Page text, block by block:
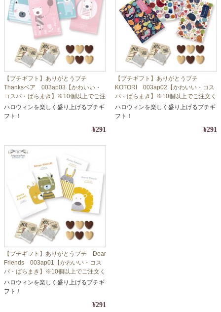
【プチギフト】ありがとうプチ
Thanksベア 003ap03【かわいい・
コスパ・ばらまき】※10個以上でご注
文ください
ハロウィンを楽しく盛り上げるプチギ
フト！
¥291
【プチギフト】ありがとうプチ
KOTORI 003ap02【かわいい・コス
パ・ばらまき】※10個以上でご注文く
ださい
ハロウィンを楽しく盛り上げるプチギ
フト！
¥291
【プチギフト】ありがとうプチ Dear
Friends 003ap01【かわいい・コス
パ・ばらまき】※10個以上でご注文く
ださい
ハロウィンを楽しく盛り上げるプチギ
フト！
¥291